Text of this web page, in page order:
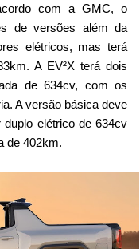
com a GMC, o
de versões além da
elétricos, mas terá
A EV²X terá dois
de 634cv, com os
A versão básica deve
elétrico de 634cv
de 402km.